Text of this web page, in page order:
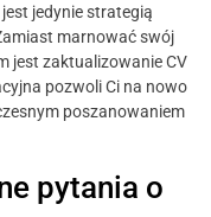
jedynie strategią
marnować swój
jest zaktualizowanie CV
pozwoli Ci na nowo
poszanowaniem
pytania o